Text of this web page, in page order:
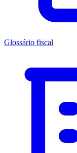
Glossário fiscal